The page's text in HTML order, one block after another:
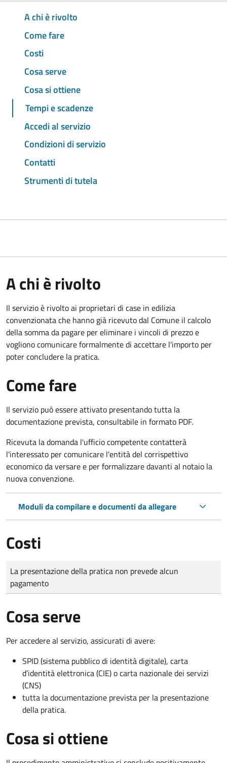
A chi è rivolto
Come fare
Costi
Cosa serve
Cosa si ottiene
Tempi e scadenze
Accedi al servizio
Condizioni di servizio
Contatti
Strumenti di tutela
A chi è rivolto
Il servizio è rivolto ai proprietari di case in edilizia
convenzionata che hanno già ricevuto dal Comune il calcolo
della somma da pagare per eliminare i vincoli di prezzo e
vogliono comunicare formalmente di accettare l'importo per
poter concludere la pratica.
Come fare
Il servizio può essere attivato presentando tutta la
documentazione prevista, consultabile in formato PDF.
Ricevuta la domanda l'ufficio competente contatterà
l'interessato per comunicare l'entità del corrispettivo
economico da versare e per formalizzare davanti al notaio la
nuova convenzione.
Moduli da compilare e documenti da allegare
Costi
Tipo di pagamento
Importo
La presentazione della pratica non prevede alcun
pagamento
Cosa serve
Per accedere al servizio, assicurati di avere:
SPID (sistema pubblico di identità digitale), carta
d’identità elettronica (CIE) o carta nazionale dei servizi
(CNS)
tutta la documentazione prevista per la presentazione
della pratica.
Cosa si ottiene